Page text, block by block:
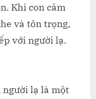
Khi con cảm
và tôn trọng,
với người lạ.
người lạ là một